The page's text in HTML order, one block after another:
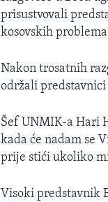
prisustvovali
kosovskih
Nakon trosatnih
održali
Šef UNMIK-a Hari
kada će nadam se
prije stići ukoliko
Visoki predstavnik